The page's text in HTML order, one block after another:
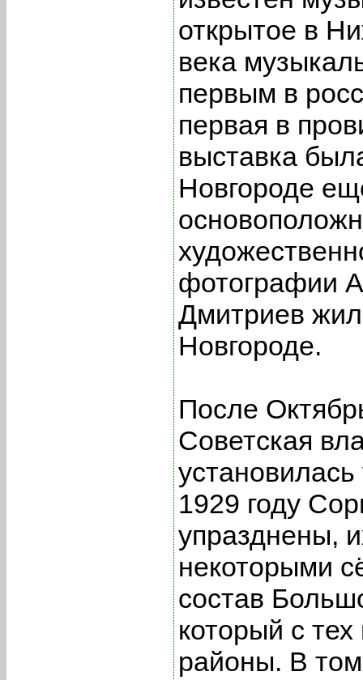
открытое в
века
первым в
первая в
выставка
Новгороде
фотографии
Дмитриев
Новгороде.
После
Советская
1929 году
упразднены,
некоторыми
состав
который с
районы. В